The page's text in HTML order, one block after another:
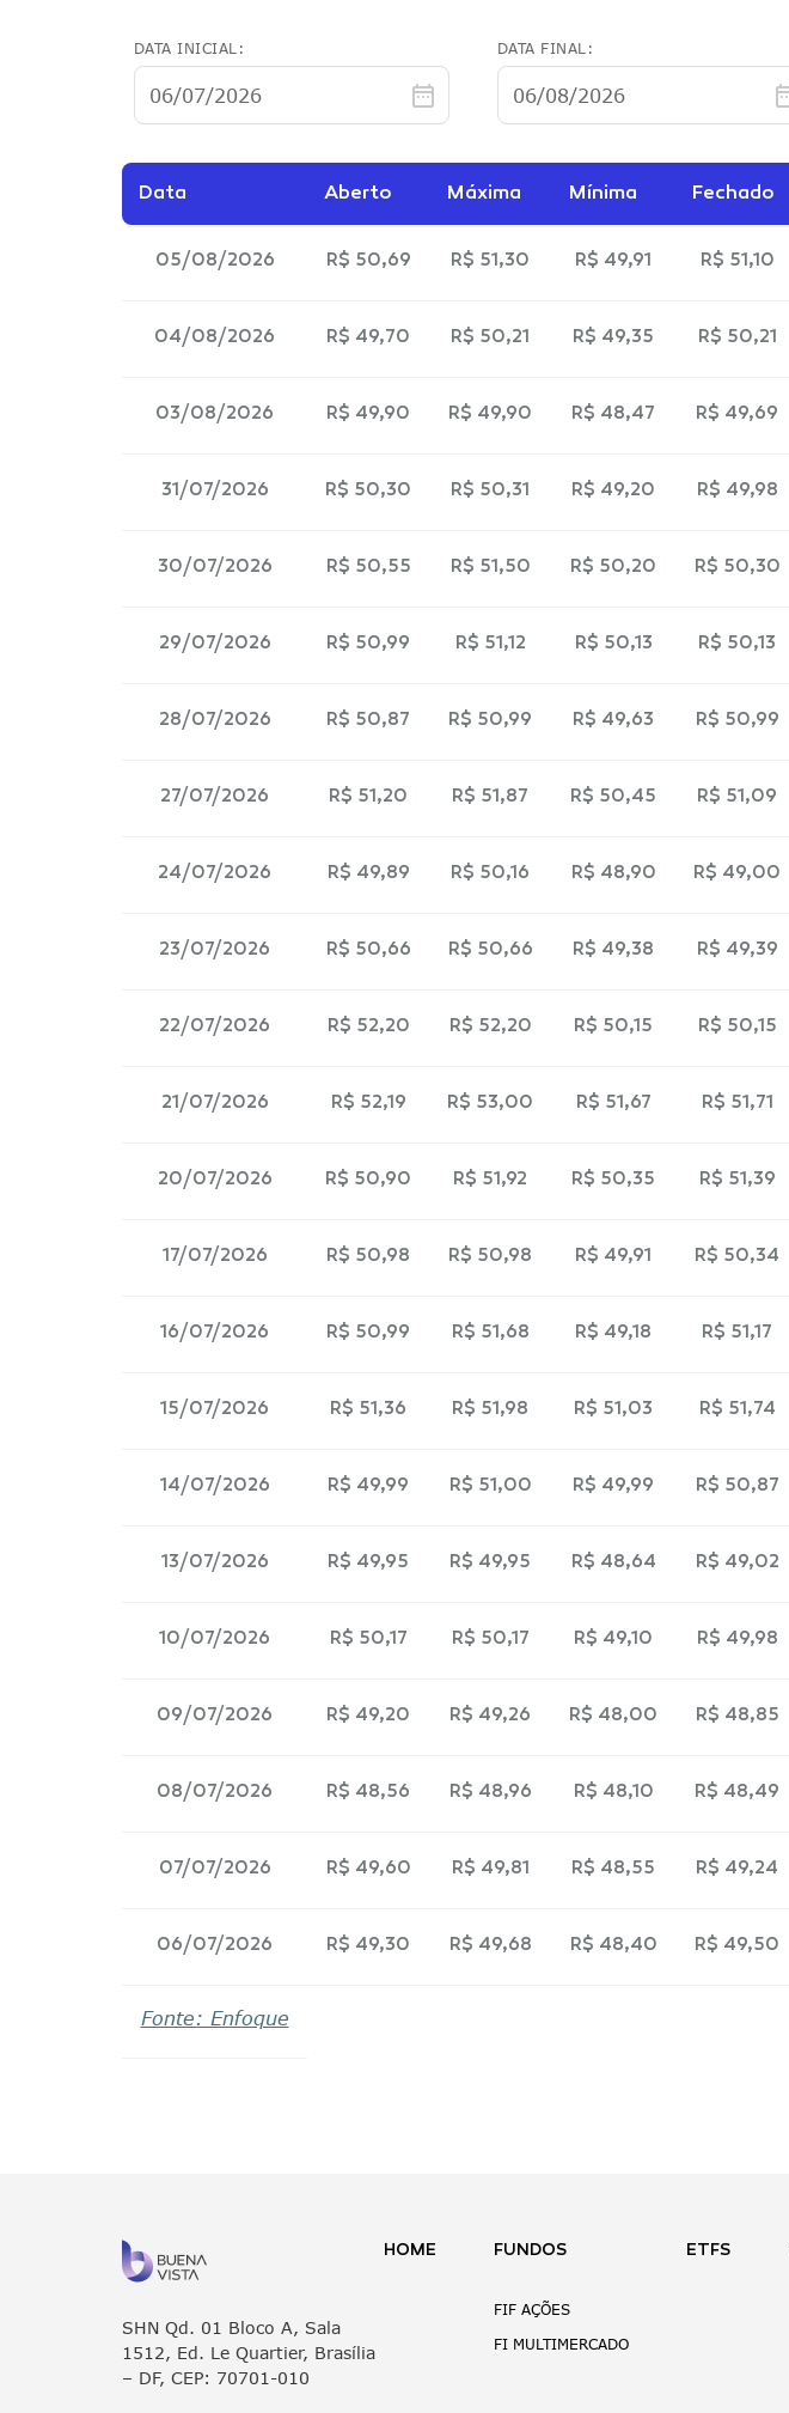
DATA INICIAL: DATA FINAL:
Data Aberto Máxima Mínima Fechado
05/08/2026 R$ 50,69 R$ 51,30 R$ 49,91 R$ 51,10
04/08/2026 R$ 49,70 R$ 50,21 R$ 49,35 R$ 50,21
03/08/2026 R$ 49,90 R$ 49,90 R$ 48,47 R$ 49,69
31/07/2026 R$ 50,30 R$ 50,31 R$ 49,20 R$ 49,98
30/07/2026 R$ 50,55 R$ 51,50 R$ 50,20 R$ 50,30
29/07/2026 R$ 50,99 R$ 51,12 R$ 50,13 R$ 50,13
28/07/2026 R$ 50,87 R$ 50,99 R$ 49,63 R$ 50,99
27/07/2026 R$ 51,20 R$ 51,87 R$ 50,45 R$ 51,09
24/07/2026 R$ 49,89 R$ 50,16 R$ 48,90 R$ 49,00
23/07/2026 R$ 50,66 R$ 50,66 R$ 49,38 R$ 49,39
22/07/2026 R$ 52,20 R$ 52,20 R$ 50,15 R$ 50,15
21/07/2026 R$ 52,19 R$ 53,00 R$ 51,67 R$ 51,71
20/07/2026 R$ 50,90 R$ 51,92 R$ 50,35 R$ 51,39
17/07/2026 R$ 50,98 R$ 50,98 R$ 49,91 R$ 50,34
16/07/2026 R$ 50,99 R$ 51,68 R$ 49,18 R$ 51,17
15/07/2026 R$ 51,36 R$ 51,98 R$ 51,03 R$ 51,74
14/07/2026 R$ 49,99 R$ 51,00 R$ 49,99 R$ 50,87
13/07/2026 R$ 49,95 R$ 49,95 R$ 48,64 R$ 49,02
10/07/2026 R$ 50,17 R$ 50,17 R$ 49,10 R$ 49,98
09/07/2026 R$ 49,20 R$ 49,26 R$ 48,00 R$ 48,85
08/07/2026 R$ 48,56 R$ 48,96 R$ 48,10 R$ 48,49
07/07/2026 R$ 49,60 R$ 49,81 R$ 48,55 R$ 49,24
06/07/2026 R$ 49,30 R$ 49,68 R$ 48,40 R$ 49,50
Fonte: Enfoque
SHN Qd. 01 Bloco A, Sala
1512, Ed. Le Quartier, Brasília
– DF, CEP: 70701-010
HOME FUNDOS
FIF AÇÕES
FI MULTIMERCADO
ETFS